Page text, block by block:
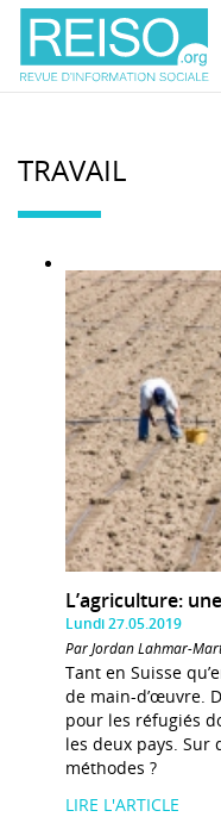
TRAVAIL
L’agriculture:
Lundi 27.05.2019
Par Jordan Lahmar-
Tant en Suisse
de main-d’œuvre.
pour les réfugiés
les deux pays. Sur
méthodes ?
LIRE L'ARTICLE